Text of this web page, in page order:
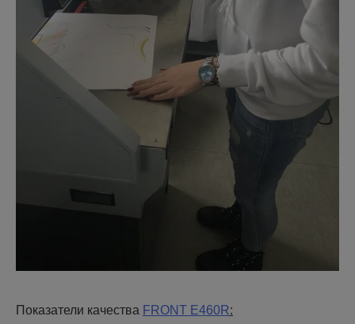
Показатели качества FRONT E460R: